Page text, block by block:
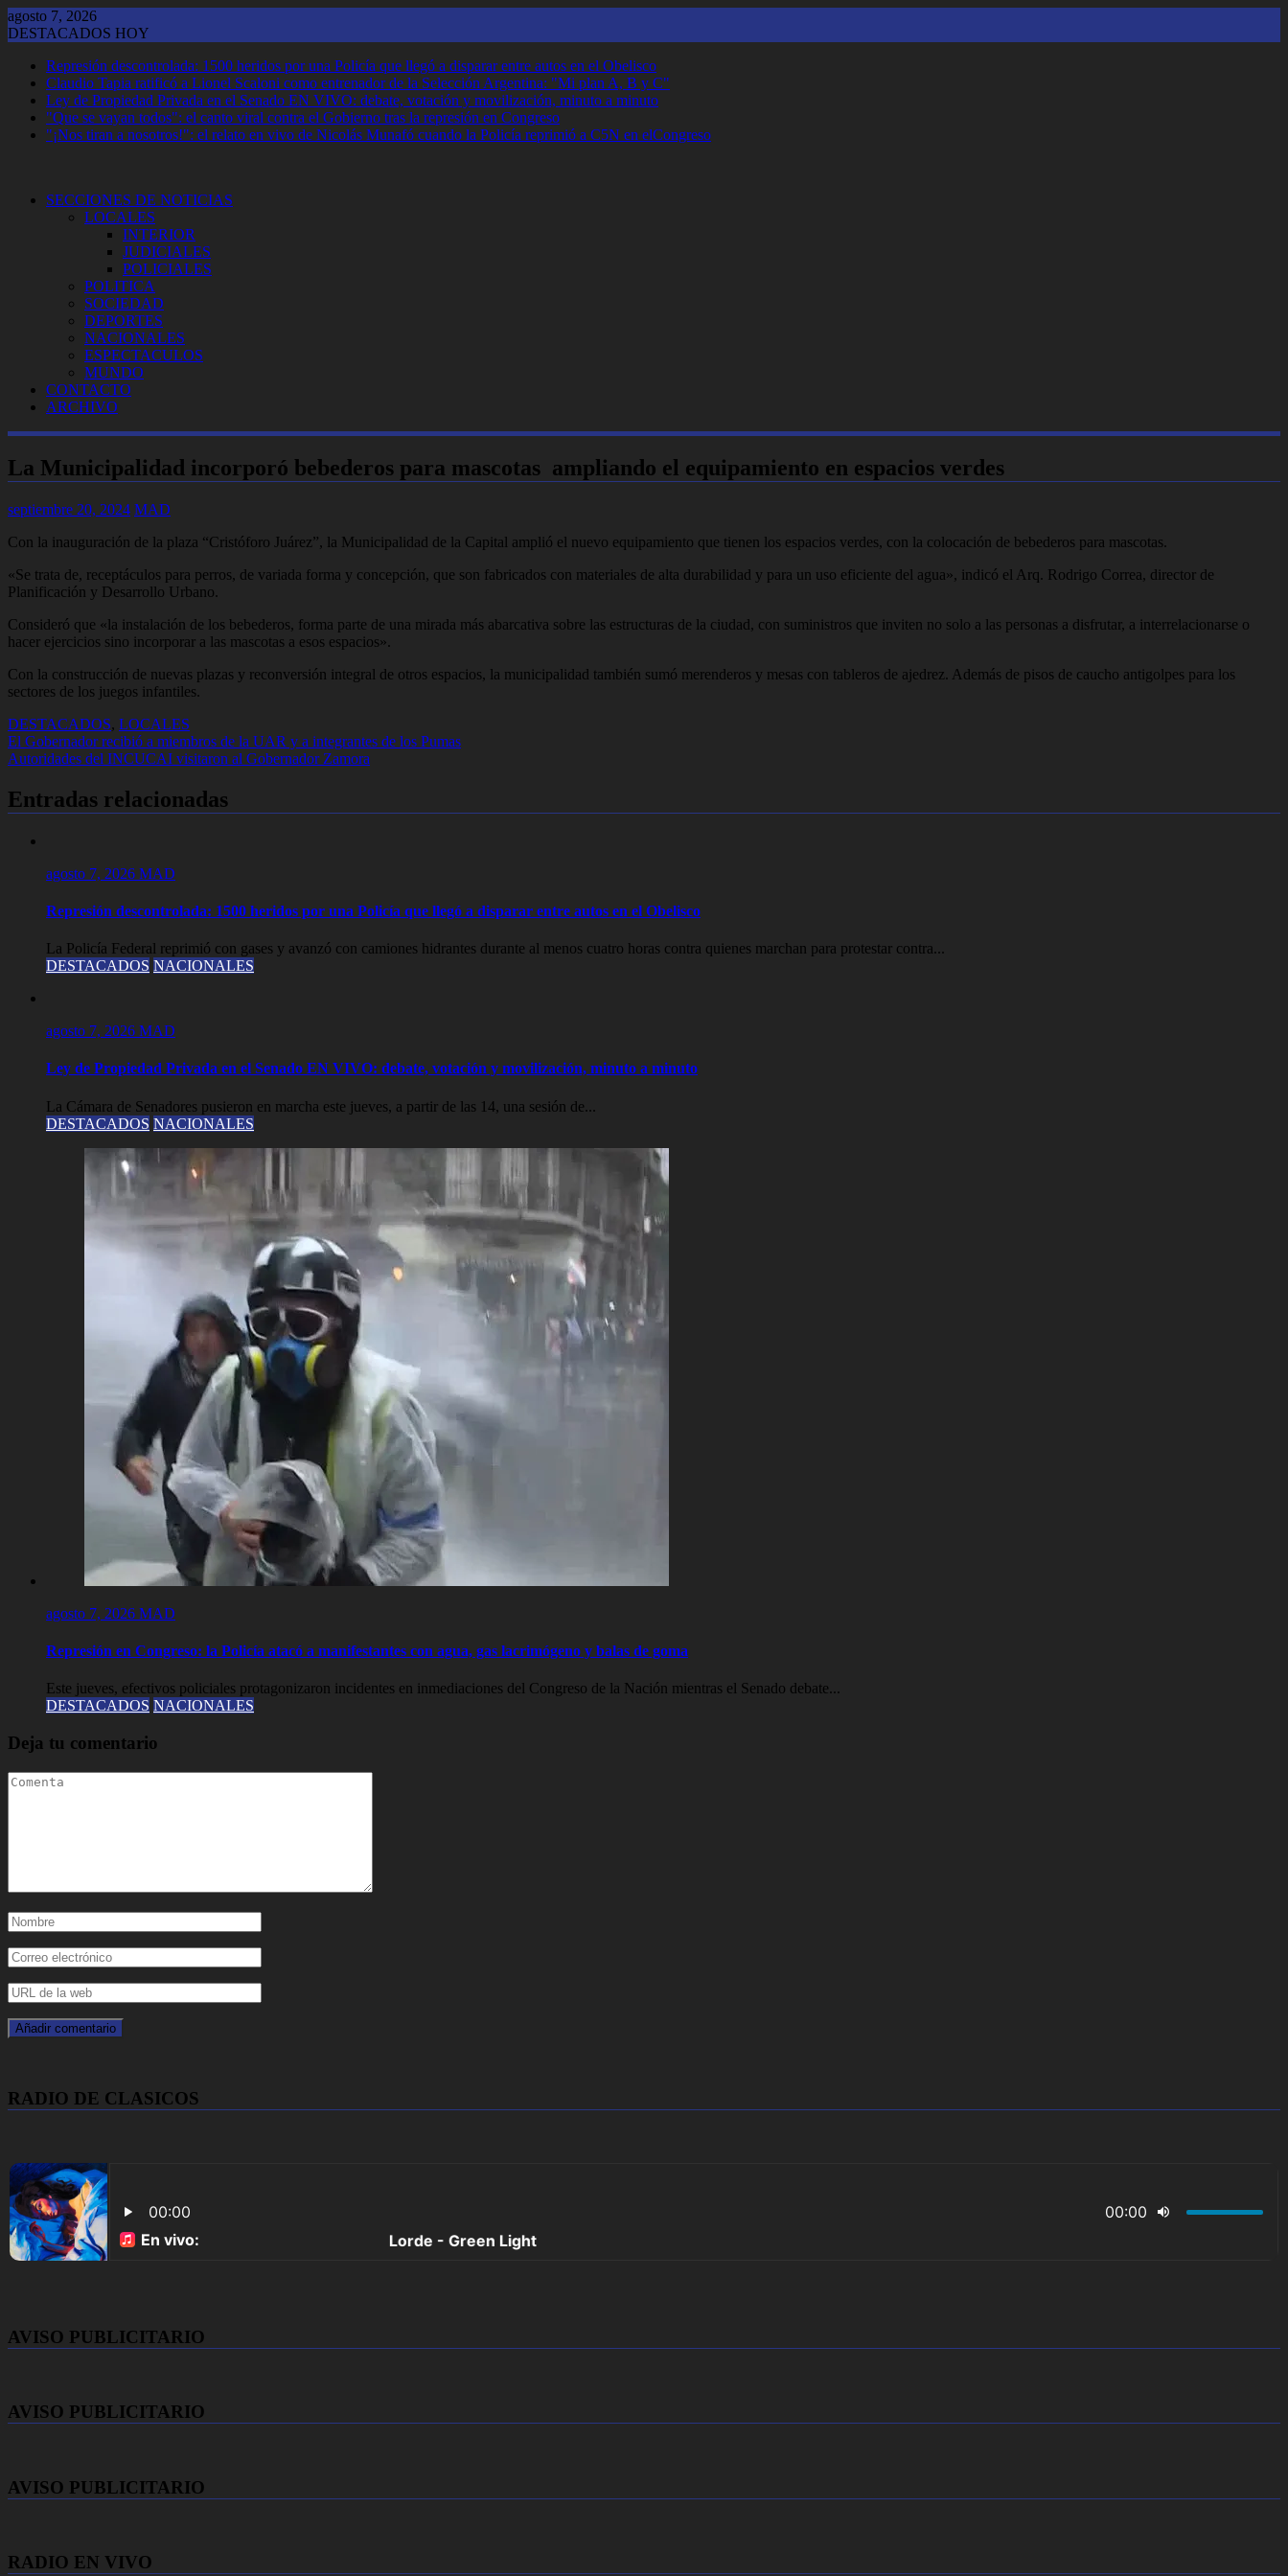
Saltar
al
agosto 7, 2026
DESTACADOS HOY
Represión descontrolada: 1500 heridos por una Policía que llegó a disparar entre autos en el Obelisco
Claudio Tapia ratificó a Lionel Scaloni como entrenador de la Selección Argentina: "Mi plan A, B y C"
Ley de Propiedad Privada en el Senado EN VIVO: debate, votación y movilización, minuto a minuto
"Que se vayan todos": el canto viral contra el Gobierno tras la represión en Congreso
"¡Nos tiran a nosotros!": el relato en vivo de Nicolás Munafó cuando la Policía reprimió a C5N en elCongreso
SECCIONES DE NOTICIAS
LOCALES
INTERIOR
JUDICIALES
POLICIALES
POLITICA
SOCIEDAD
DEPORTES
NACIONALES
ESPECTACULOS
MUNDO
CONTACTO
ARCHIVO
La Municipalidad incorporó bebederos para mascotas ampliando el equipamiento en espacios verdes
septiembre 20, 2024 MAD
Con la inauguración de la plaza “Cristóforo Juárez”, la Municipalidad de la Capital amplió el nuevo equipamiento que tienen los espacios verdes, con la colocación de bebederos para mascotas.
«Se trata de, receptáculos para perros, de variada forma y concepción, que son fabricados con materiales de alta durabilidad y para un uso eficiente del agua», indicó el Arq. Rodrigo Correa, director de
Planificación y Desarrollo Urbano.
Consideró que «la instalación de los bebederos, forma parte de una mirada más abarcativa sobre las estructuras de la ciudad, con suministros que inviten no solo a las personas a disfrutar, a interrelacionarse o
hacer ejercicios sino incorporar a las mascotas a esos espacios».
Con la construcción de nuevas plazas y reconversión integral de otros espacios, la municipalidad también sumó merenderos y mesas con tableros de ajedrez. Además de pisos de caucho antigolpes para los
sectores de los juegos infantiles.
DESTACADOS, LOCALES
Navegación
de
entradas
El Gobernador recibió a miembros de la UAR y a integrantes de los Pumas
Autoridades del INCUCAI visitaron al Gobernador Zamora
Entradas relacionadas
agosto 7, 2026 MAD
Represión descontrolada: 1500 heridos por una Policía que llegó a disparar entre autos en el Obelisco
La Policía Federal reprimió con gases y avanzó con camiones hidrantes durante al menos cuatro horas contra quienes marchan para protestar contra...
DESTACADOS NACIONALES
agosto 7, 2026 MAD
Ley de Propiedad Privada en el Senado EN VIVO: debate, votación y movilización, minuto a minuto
La Cámara de Senadores pusieron en marcha este jueves, a partir de las 14, una sesión de...
DESTACADOS NACIONALES
agosto 7, 2026 MAD
Represión en Congreso: la Policía atacó a manifestantes con agua, gas lacrimógeno y balas de goma
Este jueves, efectivos policiales protagonizaron incidentes en inmediaciones del Congreso de la Nación mientras el Senado debate...
DESTACADOS NACIONALES
Deja tu comentario
RADIO DE CLASICOS
AVISO PUBLICITARIO
AVISO PUBLICITARIO
AVISO PUBLICITARIO
RADIO EN VIVO